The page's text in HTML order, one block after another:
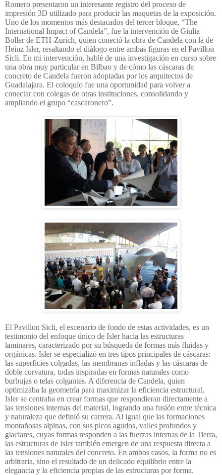
Romero presentaron un interesante registro del proceso de
impresión 3D utilizado para producir las maquetas de la exposición.
Uno de los momentos más destacados del tercer bloque, “The
International Impact of Candela”, fue la intervención de Giulia
Boller de ETH-Zurich, quien conectó la obra de Candela con la de
Heinz Isler, resaltando el diálogo entre ambas figuras en el Pavillon
Sicli. En mi intervención, hablé de una investigación en curso sobre
una obra muy particular en Bilbao y de cómo las cáscaras de
concreto de Candela fueron adoptadas por los arquitectos de
Guadalajara. El coloquio fue una oportunidad para volver a
conectar con colegas de otras instituciones, consolidando y
ampliando el grupo “cascaronero”.
El Pavillon Sicli, el escenario de fondo de estas actividades, es un
testimonio del enfoque único de Isler hacia las estructuras
laminares, caracterizado por su búsqueda de formas más fluidas y
orgánicas. Isler se especializó en tres tipos principales de cáscaras:
las superficies colgadas, las membranas infladas y las cáscaras de
doble curvatura, todas inspiradas en formas naturales como
burbujas o telas colgantes. A diferencia de Candela, quien
optimizaba la geometría para maximizar la eficiencia estructural,
Isler se centraba en crear formas que respondieran directamente a
las tensiones internas del material, logrando una fusión entre técnica
y naturaleza que definió su carrera. Al igual que las formaciones
montañosas alpinas, con sus picos agudos, valles profundos y
glaciares, cuyas formas responden a las fuerzas internas de la Tierra,
las estructuras de Isler también emergen de una respuesta directa a
las tensiones naturales del concreto. En ambos casos, la forma no es
arbitraria, sino el resultado de un delicado equilibrio entre la
elegancia y la eficiencia propias de las estructuras por forma.